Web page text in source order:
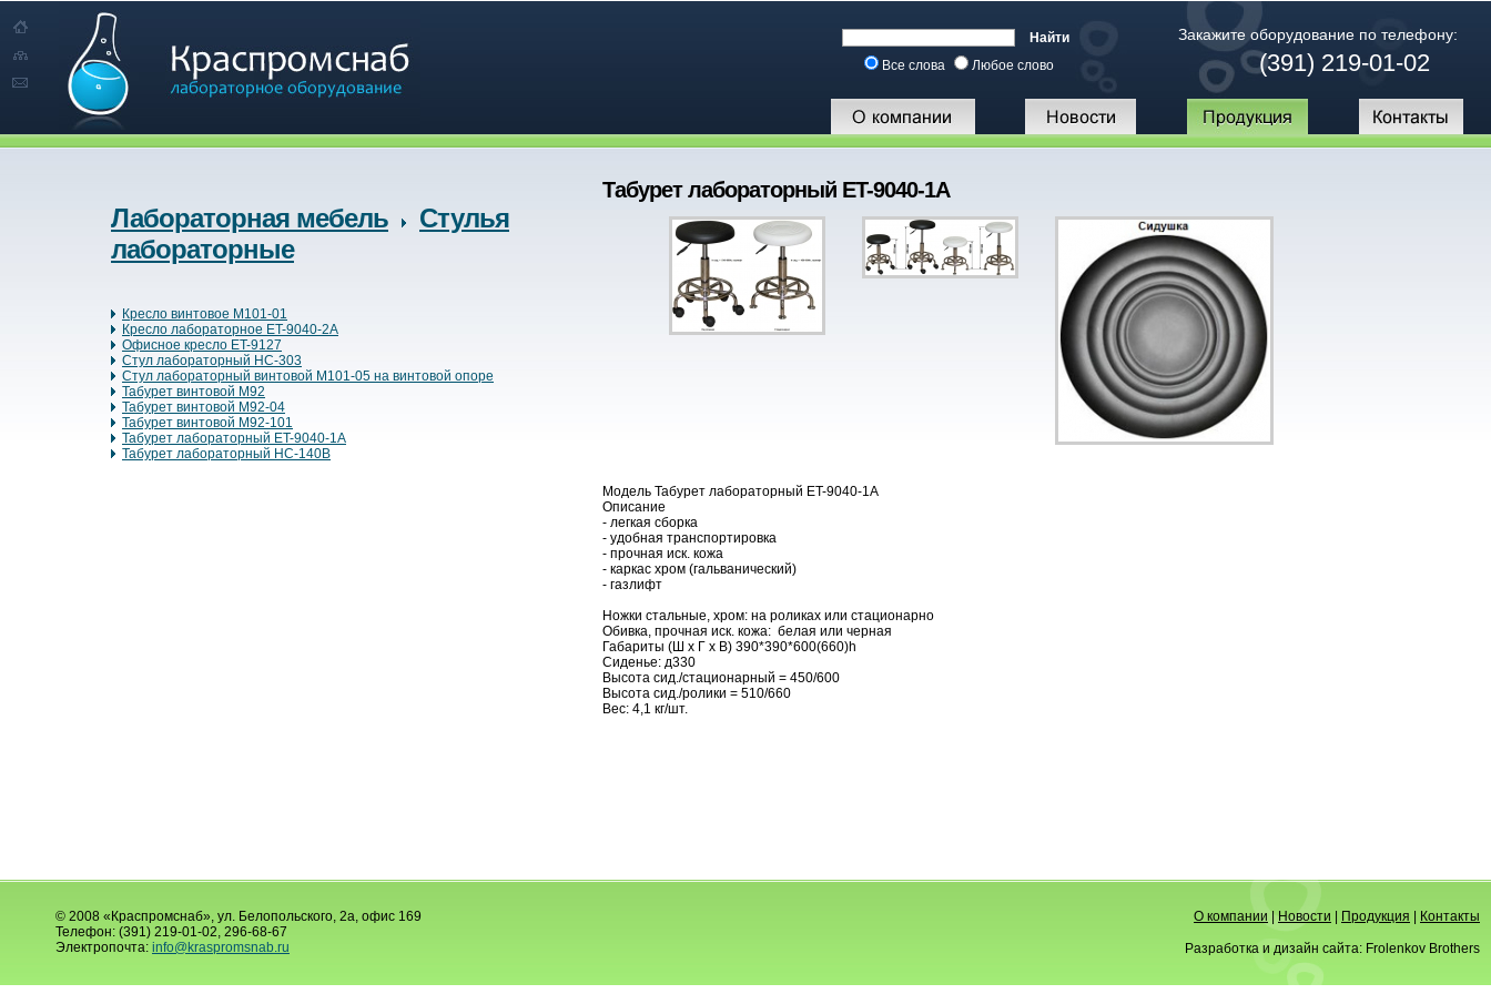
Все слова Любое слово
Закажите оборудование по телефону:
(391) 219-01-02
Лабораторная мебель
Стулья
лабораторные
Кресло винтовое М101-01
Кресло лабораторное ET-9040-2A
Офисное кресло ET-9127
Стул лабораторный HC-303
Стул лабораторный винтовой М101-05 на винтовой опоре
Табурет винтовой М92
Табурет винтовой М92-04
Табурет винтовой М92-101
Табурет лабораторный ET-9040-1A
Табурет лабораторный HC-140B
Табурет лабораторный ET-9040-1A
Модель Табурет лабораторный ET-9040-1A
Описание
- легкая сборка
- удобная транспортировка
- прочная иск. кожа
- каркас хром (гальванический)
- газлифт
Ножки стальные, хром: на роликах или стационарно
Обивка, прочная иск. кожа: белая или черная
Габариты (Ш х Г х В) 390*390*600(660)h
Сиденье: д330
Высота сид./стационарный = 450/600
Высота сид./ролики = 510/660
Вес: 4,1 кг/шт.
© 2008 «Краспромснаб», ул. Белопольского, 2а, офис 169
Телефон: (391) 219-01-02, 296-68-67
Электропочта: info@kraspromsnab.ru
О компании |Новости Продукция Контакты
Разработка и дизайн сайта: Frolenkov Brothers